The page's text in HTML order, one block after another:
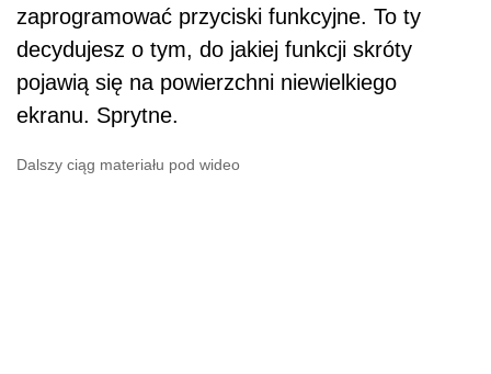
zaprogramować przyciski funkcyjne. To ty
decydujesz o tym, do jakiej funkcji skróty
pojawią się na powierzchni niewielkiego
ekranu. Sprytne.
Dalszy ciąg materiału pod wideo